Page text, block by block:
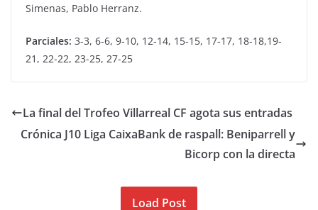
Simenas, Pablo Herranz.
Parciales: 3-3, 6-6, 9-10, 12-14, 15-15, 17-17, 18-18,19-
21, 22-22, 23-25, 27-25
La final del Trofeo Villarreal CF agota sus entradas
Crónica J10 Liga CaixaBank de raspall: Beniparrell y
Bicorp con la directa
Load Post